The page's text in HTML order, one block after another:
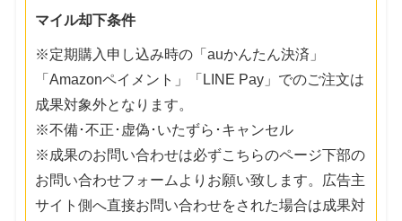
マイル却下条件
※定期購入申し込み時の「auかんたん決済」
「Amazonペイメント」「LINE Pay」でのご注文は
成果対象外となります。
※不備･不正･虚偽･いたずら･キャンセル
※成果のお問い合わせは必ずこちらのページ下部の
お問い合わせフォームよりお願い致します。広告主
サイト側へ直接お問い合わせをされた場合は成果対